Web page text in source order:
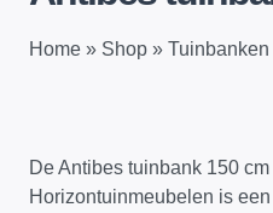
Home » Shop » Tuinbanken
De Antibes tuinbank 150
Horizontuinmeubelen is